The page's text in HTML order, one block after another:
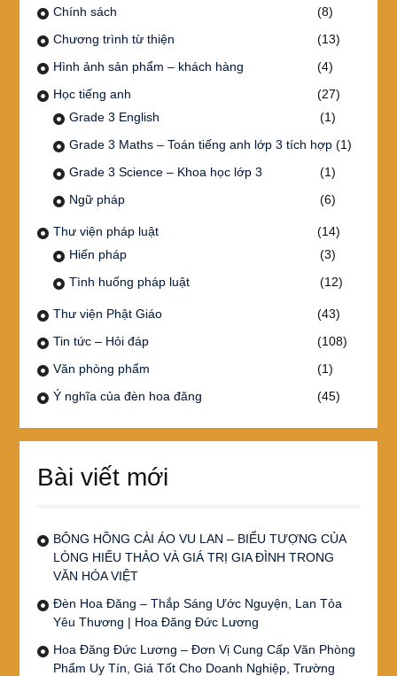
Chính sách
(8)
Chương trình từ thiện
(13)
Hình ảnh sản phẩm – khách hàng
(4)
Học tiếng anh
(27)
Grade 3 English
(1)
Grade 3 Maths – Toán tiếng anh lớp 3 tích hợp(1)
Grade 3 Science – Khoa học lớp 3
(1)
Ngữ pháp
(6)
Thư viện pháp luật
(14)
Hiến pháp
(3)
Tình huống pháp luật
(12)
Thư viện Phật Giáo
(43)
Tin tức – Hỏi đáp
(108)
Văn phòng phẩm
(1)
Ý nghĩa của đèn hoa đăng
(45)
Bài viết mới
BÔNG HỒNG CÀI ÁO VU LAN – BIỂU TƯỢNG CỦA
LÒNG HIẾU THẢO VÀ GIÁ TRỊ GIA ĐÌNH TRONG
VĂN HÓA VIỆT
Đèn Hoa Đăng – Thắp Sáng Ước Nguyện, Lan Tỏa
Yêu Thương | Hoa Đăng Đức Lương
Hoa Đăng Đức Lương – Đơn Vị Cung Cấp Văn Phòng
Phẩm Uy Tín, Giá Tốt Cho Doanh Nghiệp, Trường